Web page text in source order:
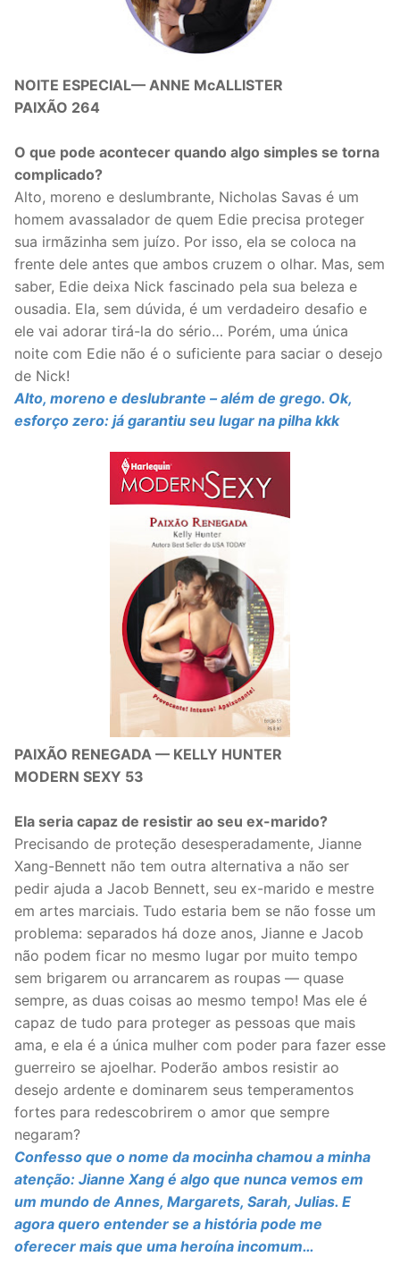
NOITE ESPECIAL— ANNE McALLISTER
PAIXÃO 264
O que pode acontecer quando algo simples se torna
complicado?
Alto, moreno e deslumbrante, Nicholas Savas é um
homem avassalador de quem Edie precisa proteger
sua irmãzinha sem juízo. Por isso, ela se coloca na
frente dele antes que ambos cruzem o olhar. Mas, sem
saber, Edie deixa Nick fascinado pela sua beleza e
ousadia. Ela, sem dúvida, é um verdadeiro desafio e
ele vai adorar tirá-la do sério… Porém, uma única
noite com Edie não é o suficiente para saciar o desejo
de Nick!
Alto, moreno e deslubrante – além de grego. Ok,
esforço zero: já garantiu seu lugar na pilha kkk
PAIXÃO RENEGADA — KELLY HUNTER
MODERN SEXY 53
Ela seria capaz de resistir ao seu ex-marido?
Precisando de proteção desesperadamente, Jianne
Xang-Bennett não tem outra alternativa a não ser
pedir ajuda a Jacob Bennett, seu ex-marido e mestre
em artes marciais. Tudo estaria bem se não fosse um
problema: separados há doze anos, Jianne e Jacob
não podem ficar no mesmo lugar por muito tempo
sem brigarem ou arrancarem as roupas — quase
sempre, as duas coisas ao mesmo tempo! Mas ele é
capaz de tudo para proteger as pessoas que mais
ama, e ela é a única mulher com poder para fazer esse
guerreiro se ajoelhar. Poderão ambos resistir ao
desejo ardente e dominarem seus temperamentos
fortes para redescobrirem o amor que sempre
negaram?
Confesso que o nome da mocinha chamou a minha
atenção: Jianne Xang é algo que nunca vemos em
um mundo de Annes, Margarets, Sarah, Julias. E
agora quero entender se a história pode me
oferecer mais que uma heroína incomum…